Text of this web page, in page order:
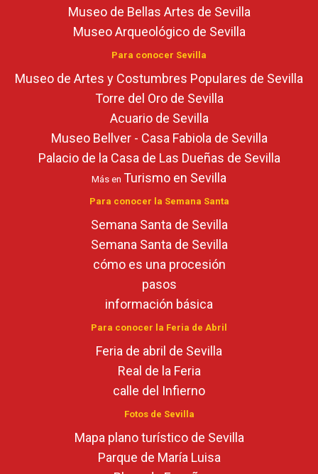
Museo de Bellas Artes de Sevilla
Museo Arqueológico de Sevilla
Para conocer Sevilla
Museo de Artes y Costumbres Populares de Sevilla
Torre del Oro de Sevilla
Acuario de Sevilla
Museo Bellver - Casa Fabiola de Sevilla
Palacio de la Casa de Las Dueñas de Sevilla
Más en Turismo en Sevilla
Para conocer la Semana Santa
Semana Santa de Sevilla
Semana Santa de Sevilla
cómo es una procesión
pasos
información básica
Para conocer la Feria de Abril
Feria de abril de Sevilla
Real de la Feria
calle del Infierno
Fotos de Sevilla
Mapa plano turístico de Sevilla
Parque de María Luisa